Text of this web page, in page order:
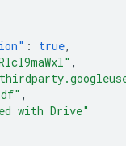
: true,
,
,
with Drive"